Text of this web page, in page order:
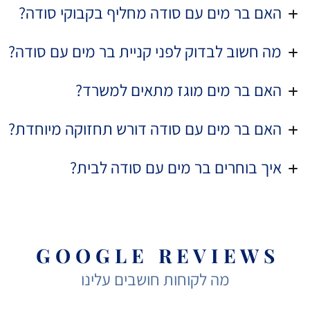
האם בר מים עם סודה מחליף בקבוקי סודה?
מה חשוב לבדוק לפני קניית בר מים עם סודה?
האם בר מים מוגז מתאים למשרד?
האם בר מים עם סודה דורש תחזוקה מיוחדת?
איך בוחרים בר מים עם סודה לבית?
G O O G L E R E V I E W S
מה לקוחות חושבים עלינו